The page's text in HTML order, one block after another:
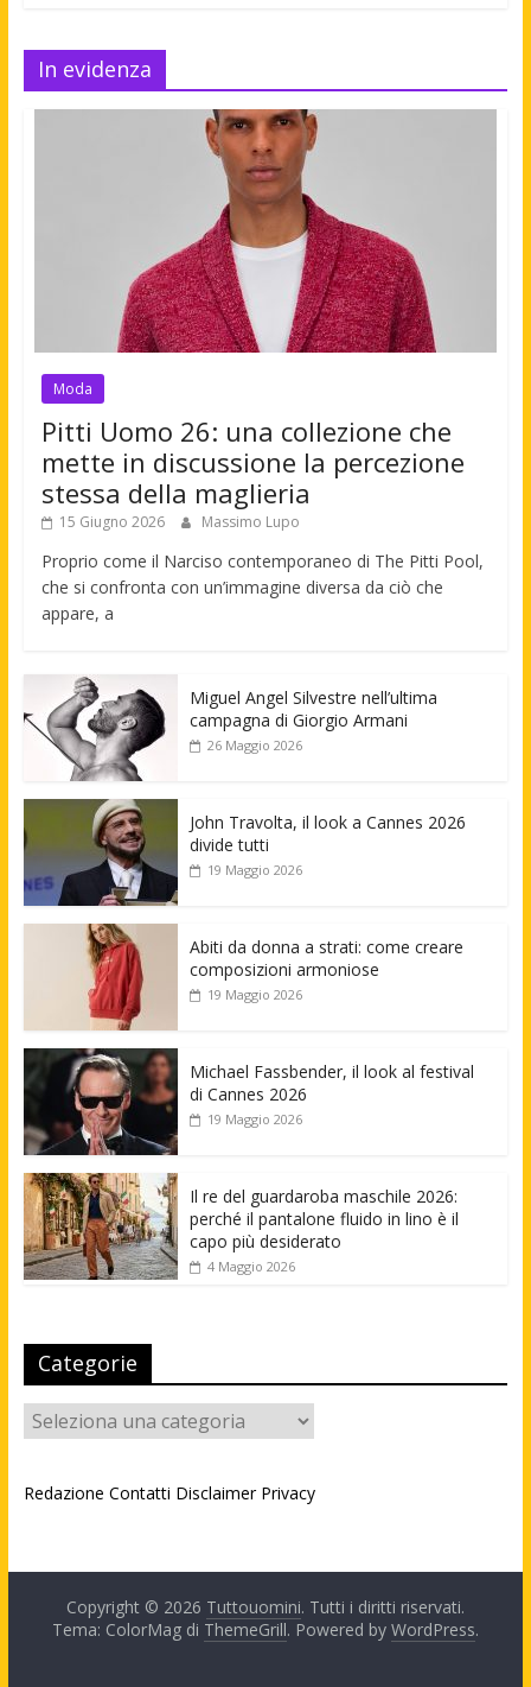
In evidenza
Moda
Pitti Uomo 26: una collezione che
mette in discussione la percezione
stessa della maglieria
15 Giugno 2026 Massimo Lupo
Proprio come il Narciso contemporaneo di The Pitti Pool,
che si confronta con un’immagine diversa da ciò che
appare, a
Miguel Angel Silvestre nell’ultima
campagna di Giorgio Armani
26 Maggio 2026
John Travolta, il look a Cannes 2026
divide tutti
19 Maggio 2026
Abiti da donna a strati: come creare
composizioni armoniose
19 Maggio 2026
Michael Fassbender, il look al festival
di Cannes 2026
19 Maggio 2026
Il re del guardaroba maschile 2026:
perché il pantalone fluido in lino è il
capo più desiderato
4 Maggio 2026
Categorie
Categorie
Redazione Contatti Disclaimer Privacy
Copyright © 2026 Tuttouomini. Tutti i diritti riservati.
Tema: ColorMag di ThemeGrill. Powered by WordPress.